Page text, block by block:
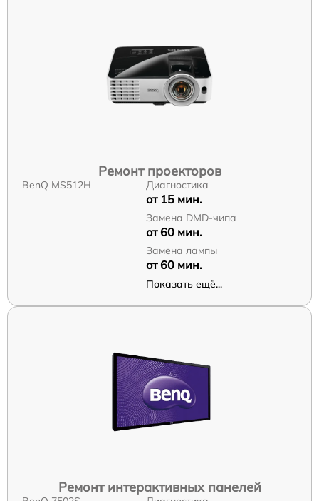
Ремонт проекторов
BenQ MS512H Диагностика
от 15 мин.
Замена DMD-чипа
от 60 мин.
Замена лампы
от 60 мин.
Показать ещё...
Ремонт интерактивных панелей